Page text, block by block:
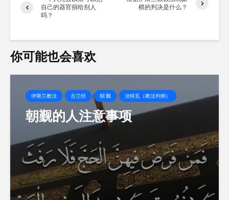
自己的器官捐给别人
吗？
棋的判决是什么？
你可能也会喜欢
伊斯兰教法 古兰经 朝 觐 法特瓦（教法判例）
朝觐的人注意事项